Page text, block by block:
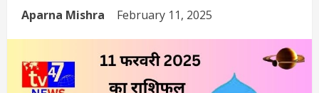
Aparna Mishra February 11, 2025